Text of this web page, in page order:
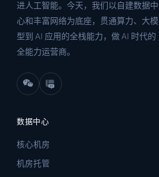
进人工智能。今天，我们以自建数据中
心和丰富网络为底座，贯通算力、大模
型到 AI 应用的全栈能力，做 AI 时代的
全能力运营商。
数据中心
核心机房
机房托管